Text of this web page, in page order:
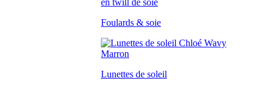
Foulards & soie
Lunettes de soleil